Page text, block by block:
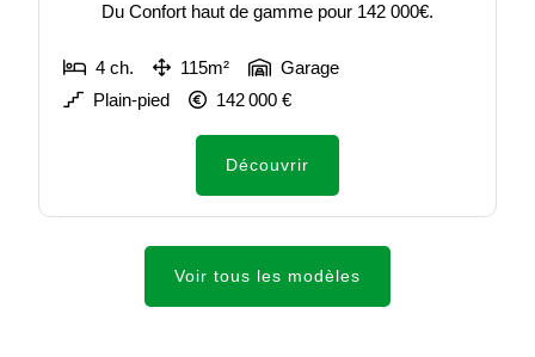
Du Confort haut de gamme pour 142 000€.
4 ch. 115m²
Garage
Plain-pied
142 000 €
Découvrir
Voir tous les modèles